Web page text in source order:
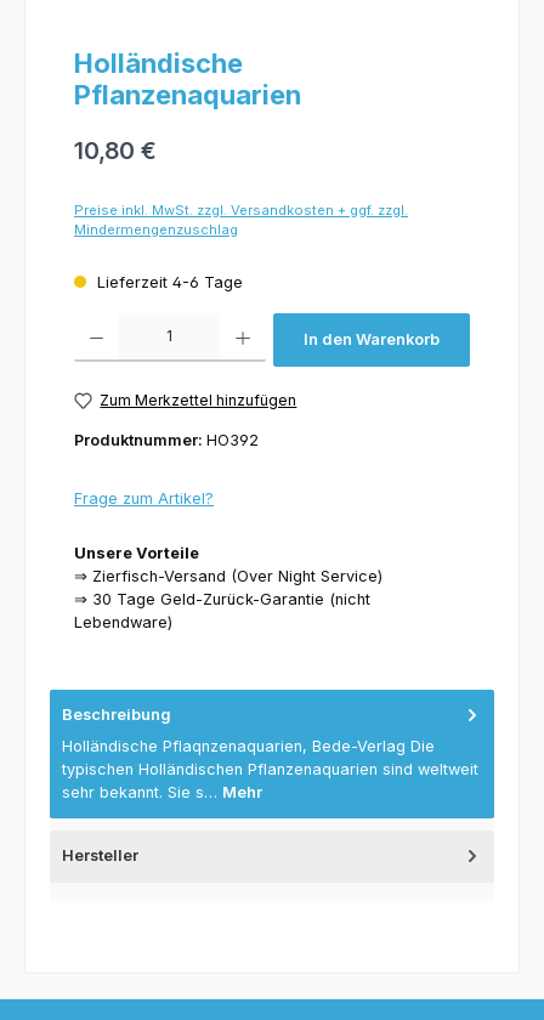
Holländische
Pflanzenaquarien
10,80 €
Preise inkl. MwSt. zzgl. Versandkosten + ggf. zzgl.
Mindermengenzuschlag
Lieferzeit 4-6 Tage
In den Warenkorb
Zum Merkzettel hinzufügen
Produktnummer: HO392
Frage zum Artikel?
Unsere Vorteile
⇒ Zierfisch-Versand (Over Night Service)
⇒ 30 Tage Geld-Zurück-Garantie (nicht
Lebendware)
Beschreibung
Holländische Pflaqnzenaquarien, Bede-Verlag Die
typischen Holländischen Pflanzenaquarien sind weltweit
sehr bekannt. Sie s… Mehr
Hersteller